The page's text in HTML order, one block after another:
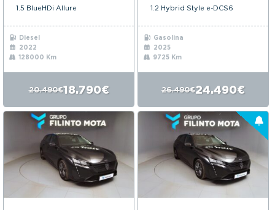
1.5 BlueHDi Allure
Diesel
2022
128000 Km
20.490€18.790€
1.2 Hybrid Style e-DCS6
Gasolina
2025
9725 Km
26.490€24.490€